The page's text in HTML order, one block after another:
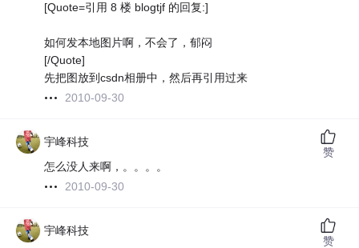
[Quote=引用 8 楼 blogtjf 的回复:]
如何发本地图片啊，不会了，郁闷
[/Quote]
先把图放到csdn相册中，然后再引用过来
2010-09-30
宇峰科技
怎么没人来啊，。。。。
2010-09-30
赞
宇峰科技
赞